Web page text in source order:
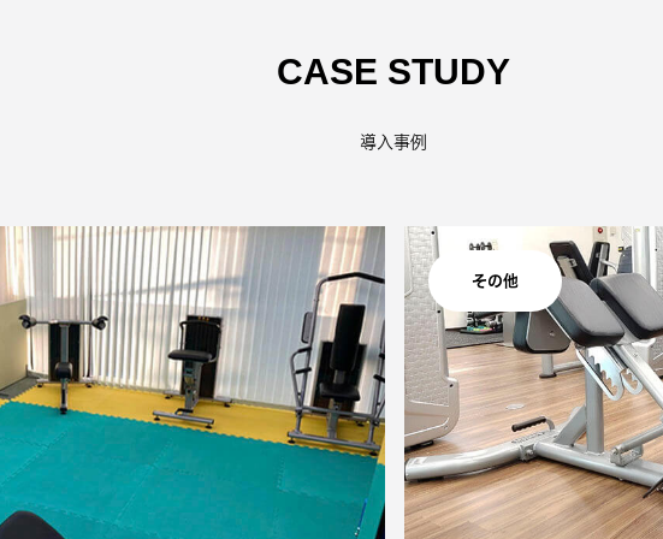
CASE STUDY
導入事例
その他